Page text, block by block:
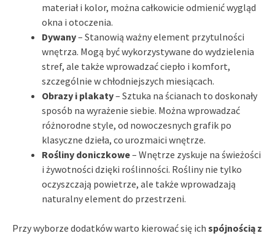
materiał i kolor, można całkowicie odmienić wygląd
okna i otoczenia.
Dywany– Stanowią ważny element przytulności
wnętrza. Mogą być wykorzystywane do wydzielenia
stref, ale także wprowadzać ciepło i komfort,
szczególnie w chłodniejszych miesiącach.
Obrazy i plakaty– Sztuka na ścianach to doskonały
sposób na wyrażenie siebie. Można wprowadzać
różnorodne style, od nowoczesnych grafik po
klasyczne dzieła, co urozmaici wnętrze.
Rośliny doniczkowe– Wnętrze zyskuje na świeżości
i żywotności dzięki roślinności. Rośliny nie tylko
oczyszczają powietrze, ale także wprowadzają
naturalny element do przestrzeni.
Przy wyborze dodatków warto kierować się ich spójnością z